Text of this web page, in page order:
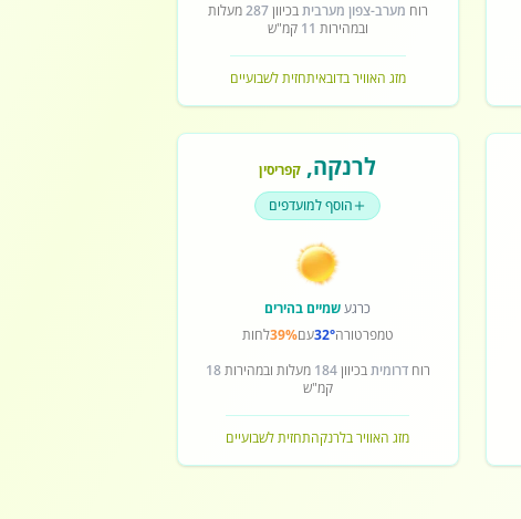
רוח מערב-צפון מערביתבכיוון287מעלות
ובמהירות 11 קמ"ש
מזג האוויר בדובאיתחזית לשבועיים
לרנקה, קפריסין
הוסף למועדפים
כרגעשמיים בהירים
טמפרטורה32°עם39%לחות
רוחדרומיתבכיוון184 מעלות ובמהירות18
קמ"ש
מזג האוויר בלרנקהתחזית לשבועיים